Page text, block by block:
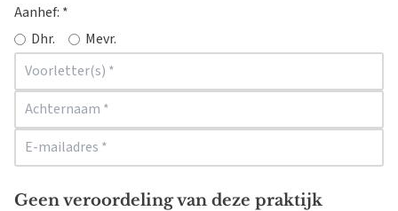
Aanhef: *
Dhr.
Mevr.
Geen veroordeling van deze praktijk